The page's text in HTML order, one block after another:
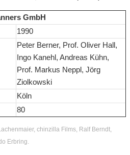
GmbH
1990
Peter Berner, Prof. Oliver Hall,
Ingo Kanehl, Andreas Kühn,
Prof. Markus Neppl, Jörg
Ziolkowski
Köln
80
chinzilla Films, Ralf Berndt,
Erbring.